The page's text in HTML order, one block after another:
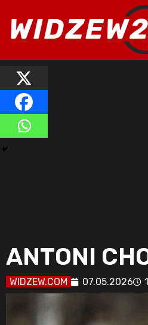
ANTONI
WIDZEW.COM 07.05.2026